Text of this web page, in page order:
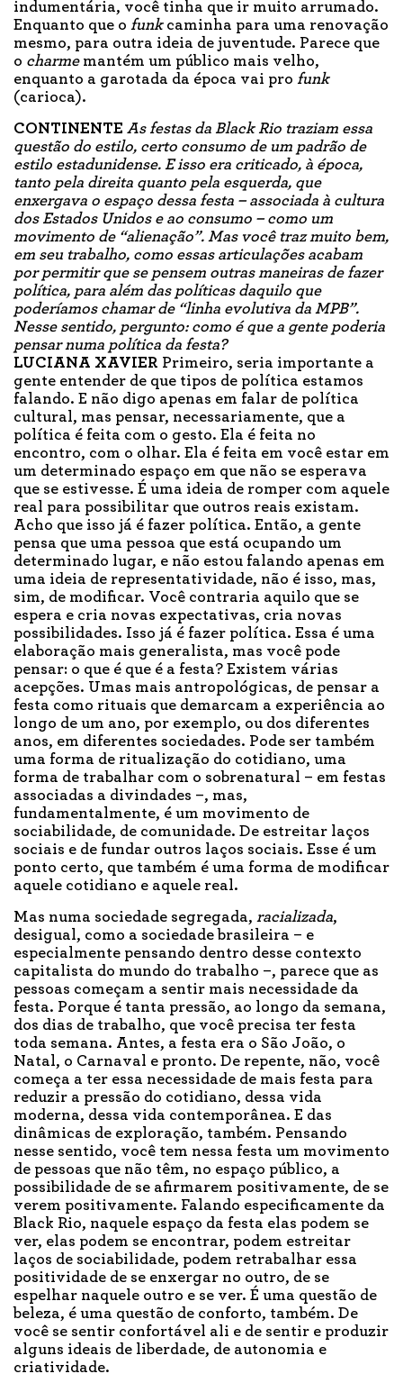
indumentária, você tinha que ir muito arrumado.
Enquanto que o funkcaminha para uma renovação
mesmo, para outra ideia de juventude. Parece que
o charmemantém um público mais velho,
enquanto a garotada da época vai pro funk
(carioca).
CONTINENTE As festas da Black Rio traziam essa
questão do estilo, certo consumo de um padrão de
estilo estadunidense. E isso era criticado, à época,
tanto pela direita quanto pela esquerda, que
enxergava o espaço dessa festa – associada à cultura
dos Estados Unidos e ao consumo – como um
movimento de “alienação”. Mas você traz muito bem,
em seu trabalho, como essas articulações acabam
por permitir que se pensem outras maneiras de fazer
política, para além das políticas daquilo que
poderíamos chamar de “linha evolutiva da MPB”.
Nesse sentido, pergunto: como é que a gente poderia
pensar numa política da festa?
LUCIANA XAVIER Primeiro, seria importante a
gente entender de que tipos de política estamos
falando. E não digo apenas em falar de política
cultural, mas pensar, necessariamente, que a
política é feita com o gesto. Ela é feita no
encontro, com o olhar. Ela é feita em você estar em
um determinado espaço em que não se esperava
que se estivesse. É uma ideia de romper com aquele
real para possibilitar que outros reais existam.
Acho que isso já é fazer política. Então, a gente
pensa que uma pessoa que está ocupando um
determinado lugar, e não estou falando apenas em
uma ideia de representatividade, não é isso, mas,
sim, de modificar. Você contraria aquilo que se
espera e cria novas expectativas, cria novas
possibilidades. Isso já é fazer política. Essa é uma
elaboração mais generalista, mas você pode
pensar: o que é que é a festa? Existem várias
acepções. Umas mais antropológicas, de pensar a
festa como rituais que demarcam a experiência ao
longo de um ano, por exemplo, ou dos diferentes
anos, em diferentes sociedades. Pode ser também
uma forma de ritualização do cotidiano, uma
forma de trabalhar com o sobrenatural – em festas
associadas a divindades –, mas,
fundamentalmente, é um movimento de
sociabilidade, de comunidade. De estreitar laços
sociais e de fundar outros laços sociais. Esse é um
ponto certo, que também é uma forma de modificar
aquele cotidiano e aquele real.
Mas numa sociedade segregada, racializada,
desigual, como a sociedade brasileira – e
especialmente pensando dentro desse contexto
capitalista do mundo do trabalho –, parece que as
pessoas começam a sentir mais necessidade da
festa. Porque é tanta pressão, ao longo da semana,
dos dias de trabalho, que você precisa ter festa
toda semana. Antes, a festa era o São João, o
Natal, o Carnaval e pronto. De repente, não, você
começa a ter essa necessidade de mais festa para
reduzir a pressão do cotidiano, dessa vida
moderna, dessa vida contemporânea. E das
dinâmicas de exploração, também. Pensando
nesse sentido, você tem nessa festa um movimento
de pessoas que não têm, no espaço público, a
possibilidade de se afirmarem positivamente, de se
verem positivamente. Falando especificamente da
Black Rio, naquele espaço da festa elas podem se
ver, elas podem se encontrar, podem estreitar
laços de sociabilidade, podem retrabalhar essa
positividade de se enxergar no outro, de se
espelhar naquele outro e se ver. É uma questão de
beleza, é uma questão de conforto, também. De
você se sentir confortável ali e de sentir e produzir
alguns ideais de liberdade, de autonomia e
criatividade.